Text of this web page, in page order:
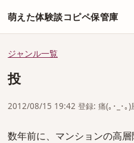
萌えた体験談コピペ保管庫
ジャンル一覧
投
2012/08/15 19:42 登録: 痛(｡･_･｡)
数年前に、マンションの高